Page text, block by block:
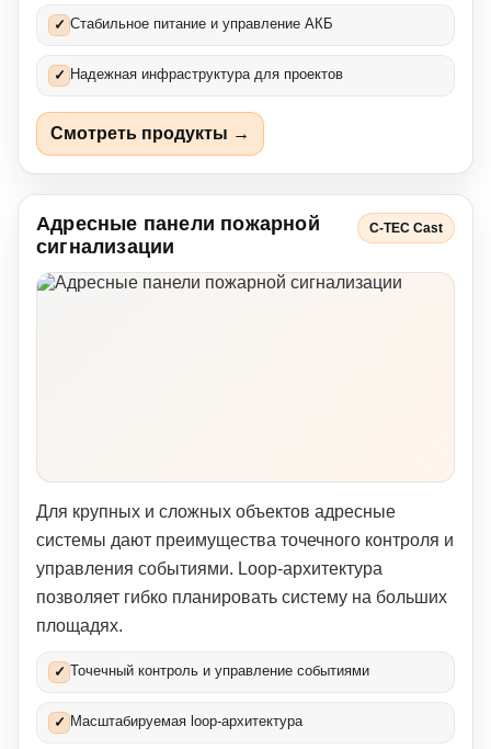
✓ Стабильное питание и управление АКБ
✓ Надежная инфраструктура для проектов
Смотреть продукты →
Адресные панели пожарной
сигнализации
C-TEC Cast
Для крупных и сложных объектов адресные
системы дают преимущества точечного контроля и
управления событиями. Loop-архитектура
позволяет гибко планировать систему на больших
площадях.
✓ Точечный контроль и управление событиями
✓ Масштабируемая loop-архитектура